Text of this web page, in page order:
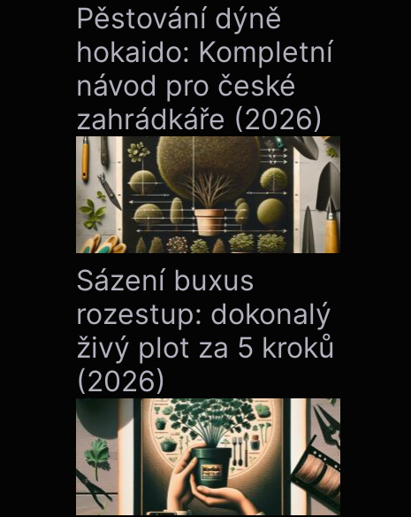
Pěstování dýně
hokaido: Kompletní
návod pro české
zahrádkáře (2026)
Sázení buxus
rozestup: dokonalý
živý plot za 5 kroků
(2026)